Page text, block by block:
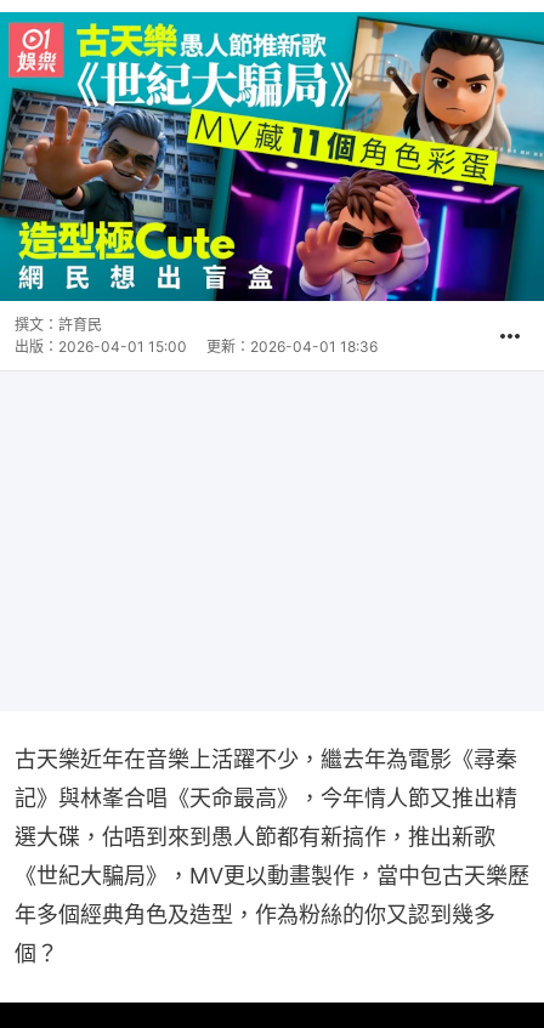
撰文： 許育民
出版： 2026-04-01 15:00 更新： 2026-04-01 18:36
古天樂近年在音樂上活躍不少，繼去年為電影《尋秦
記》與林峯合唱《天命最高》，今年情人節又推出精
選大碟，估唔到來到愚人節都有新搞作，推出新歌
《世紀大騙局》，MV更以動畫製作，當中包古天樂歷
年多個經典角色及造型，作為粉絲的你又認到幾多
個？